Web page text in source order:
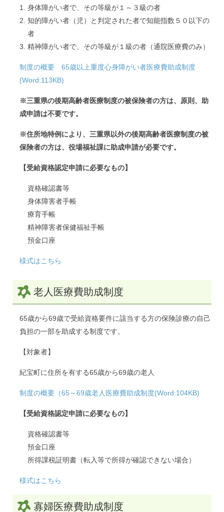
身体障がい者で、その等級が１～３級の者
知的障がい者（児）と判定された者で知能指数５０以下の
者
精神障がい者で、その等級が１級の者（通院医療費のみ）
制度の概要 65歳以上重度心身障がい者医療費助成制度
(Word:113KB)
※三重県の後期高齢者医療制度の被保険者の方は、原則、助
成申請は不要です。
※住所地特例により、三重県以外の後期高齢者医療制度の被
保険者の方は、役場福祉課に助成申請が必要です。
【受給資格認定申請に必要なもの】
資格確認書等
身体障害者手帳
療育手帳
精神障害者保健福祉手帳
預金口座
様式はこちら
老人医療費助成制度
65歳から69歳で受給資格要件に該当する方の保険診療の自己
負担の一部を助成する制度です。
【対象者】
紀宝町に住所を有する65歳から69歳の老人
制度の概要（65～69歳老人医療費助成制度(Word:104KB)
【受給資格認定申請に必要なもの】
資格確認書等
預金口座
所得課税証明書（転入等で所得が確認できない場合）
様式はこちら
寡婦医療費助成制度